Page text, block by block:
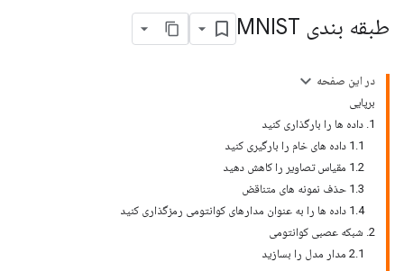
طبقه بندی MNIST
در این صفحه
برپایی
1. داده ها را بارگذاری کنید
1.1 داده های خام را بارگیری کنید
1.2 مقیاس تصاویر را کاهش دهید
1.3 حذف نمونه های متناقض
1.4 داده ها را به عنوان مدارهای کوانتومی رمزگذاری کنید
2. شبکه عصبی کوانتومی
2.1 مدار مدل را بسازید